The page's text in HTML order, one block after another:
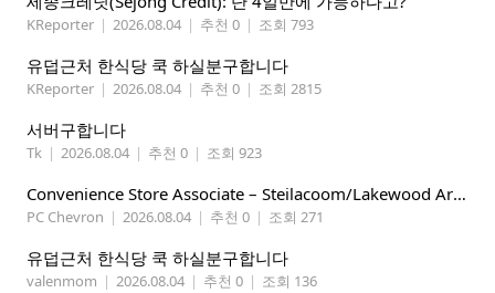
KReporter | 2026.08.04 | 추천 0 | 조회 793
유덥근처 한식당 쿡 하실분구합니다
KReporter | 2026.08.04 | 추천 0 | 조회 2815
서버구합니다
Tk | 2026.08.04 | 추천 0 | 조회 923
Convenience Store Associate – Steilacoom/Lakewood Area, $19 -$21/hr
PC Chevron | 2026.08.04 | 추천 0 | 조회 271
유덥근처 한식당 쿡 하실분구합니다
valenmom | 2026.08.04 | 추천 0 | 조회 136